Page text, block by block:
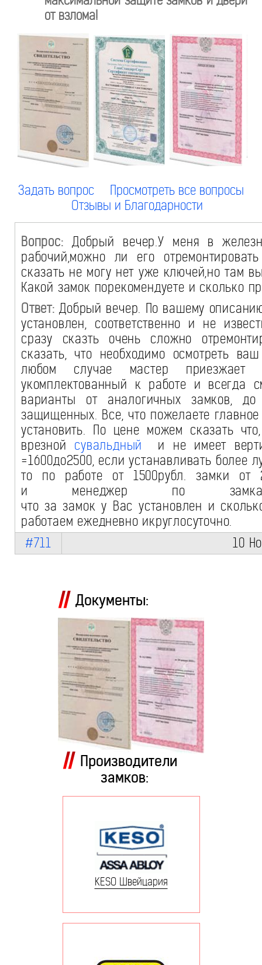
от взлома!
Задать вопрос
Просмотреть все вопросы
Отзывы и Благодарности
Вопрос: Добрый вечер.У меня в
рабочий,можно ли его
сказать не могу нет уже ключей,но там
Какой замок порекомендуете и сколько
Ответ: Добрый вечер. По вашему
установлен, соответственно и не
сразу сказть очень сложно
сказать, что необходимо осмотреть
любом случае мастер приезжает
укомплектованный к работе и всегда
варианты от аналогичных замков,
защищенных. Все, что пожелаете
установить. По цене можем сказать
врезной сувальдный и не имеет
=1600до2500, если устанавливать
то по работе от 1500рубл. замки от
и менеджер по замкам
что за замок у Вас установлен и
работаем ежедневно икруглосуточно.
#711
10
Документы:
Производители
замков:
KESO Швейцария